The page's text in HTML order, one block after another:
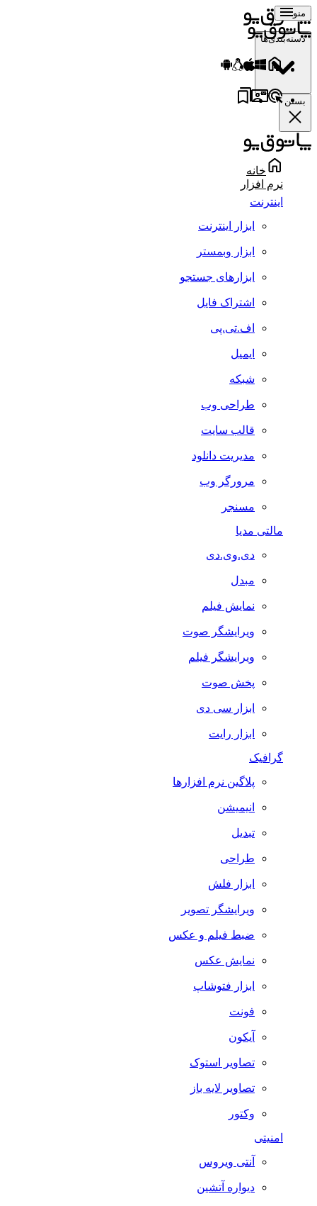
منو
دسته‌بندی‌ها
بستن
خانه
نرم افزار
اینترنت
ابزار اینترنت
ابزار وبمستر
ابزارهای جستجو
اشتراک فایل
اف.تی.پی
ایمیل
شبکه
طراحی وب
قالب سایت
مدیریت دانلود
مرورگر وب
مسنجر
مالتی مدیا
دی.وی.دی
مبدل
نمایش فیلم
ویرایشگر صوت
ویرایشگر فیلم
پخش صوت
ابزار سی دی
ابزار رایت
گرافیک
پلاگین نرم افزارها
انیمیشن
تبدیل
طراحی
ابزار فلش
ویرایشگر تصویر
ضبط فيلم و عكس
نمایش عکس
ابزار فتوشاپ
فونت
آیکون
تصاویر استوک
تصاویر لایه باز
وکتور
امنیتی
آنتی ویروس
دیواره آتشین